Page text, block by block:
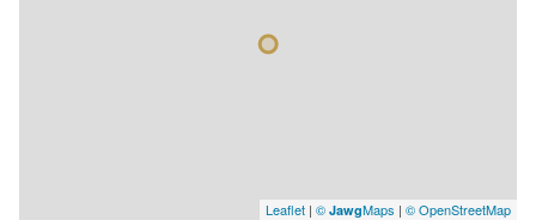
Leaflet | © JawgMaps | © OpenStreetMap